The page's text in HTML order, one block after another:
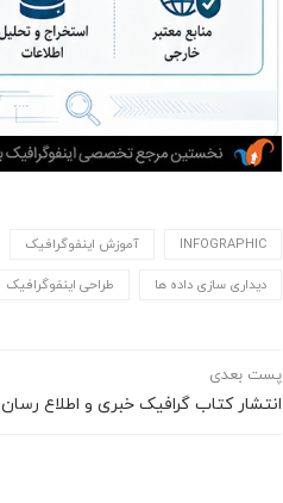
INFOGRAPHIC آموزش اینفوگرافیک
دیداری سازی داده ها طراحی اینفوگرافیک
پست بعدی
انتشار کتاب گرافیک خبری و اطلاع رسان